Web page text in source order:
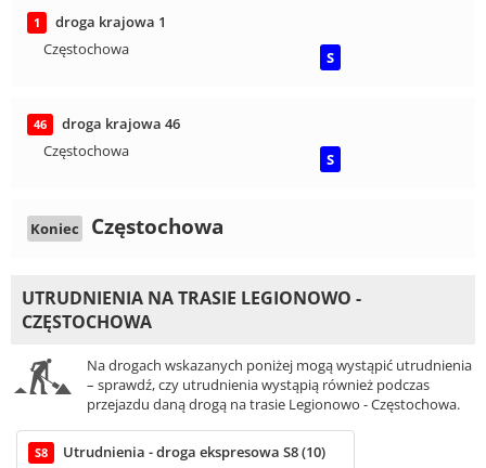
1
droga krajowa 1
Częstochowa
S
46
droga krajowa 46
Częstochowa
S
Koniec Częstochowa
UTRUDNIENIA NA TRASIE LEGIONOWO -
CZĘSTOCHOWA
Na drogach wskazanych poniżej mogą wystąpić utrudnienia
– sprawdź, czy utrudnienia wystąpią również podczas
przejazdu daną drogą na trasie Legionowo - Częstochowa.
S8 Utrudnienia - droga ekspresowa S8 (10)